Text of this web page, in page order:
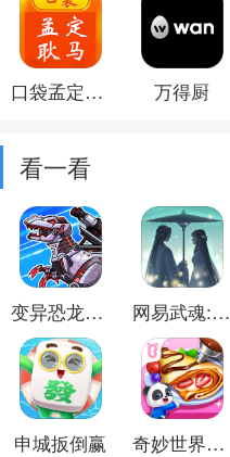
口袋孟定耿马 万得厨
看一看
变异恐龙模拟器 网易武魂:花与剑
申城扳倒赢 奇妙世界美食